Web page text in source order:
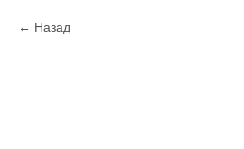
Назад